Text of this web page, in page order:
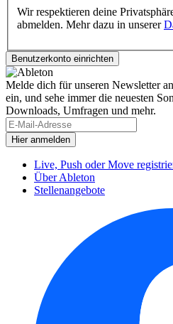
Wir respektieren deine
abmelden. Mehr dazu in unserer
Melde dich für unseren Newsletter an
ein, und sehe immer die neuesten
Downloads, Umfragen und mehr.
Live, Push oder Move
Über Ableton
Stellenangebote